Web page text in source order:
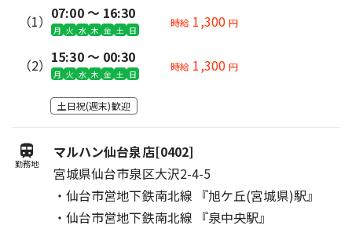
（1）07:00 〜 16:30
月 火 水 木 金 土 日
時給 1,300 円
（2）15:30 〜 00:30
月 火 水 木 金 土 日
時給 1,300 円
土日祝(週末)歓迎
勤務地
マルハン仙台泉店[0402]
宮城県仙台市泉区大沢2-4-5
・仙台市営地下鉄南北線 『旭ケ丘(宮城県)駅』
・仙台市営地下鉄南北線 『泉中央駅』